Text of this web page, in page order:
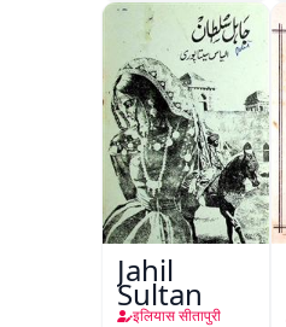
Jahil
Sultan
इलियास सीतापुरी